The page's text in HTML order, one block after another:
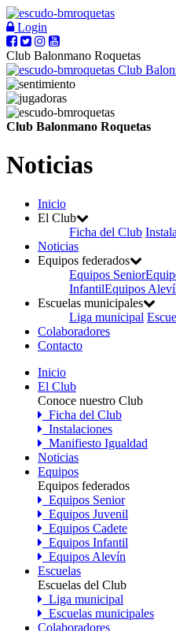
Login
Club Balonmano Roquetas
Club
Club Balonmano Roquetas
Noticias
Inicio
El Club
Ficha del Club
Noticias
Equipos federados
Equipos Senior
InfantilEquipos
Escuelas municipales
Liga municipal
Colaboradores
Contacto
Inicio
El Club
Conoce nuestro Club
Ficha del Club
Instalaciones
Manifiesto Igualdad
Noticias
Equipos
Equipos federados
Equipos Senior
Equipos Juvenil
Equipos Cadete
Equipos Infantil
Equipos Alevín
Escuelas
Escuelas del Club
Liga municipal
Escuelas municipales
Colaboradores